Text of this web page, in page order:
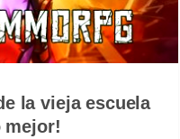
la vieja escuela
mejor!